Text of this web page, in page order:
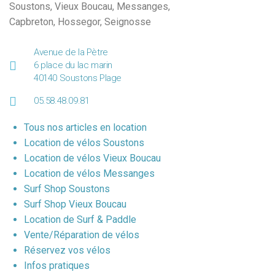
Soustons, Vieux Boucau, Messanges,
Capbreton, Hossegor, Seignosse
Avenue de la Pètre
6 place du lac marin
40140 Soustons Plage
05.58.48.09.81
Tous nos articles en location
Location de vélos Soustons
Location de vélos Vieux Boucau
Location de vélos Messanges
Surf Shop Soustons
Surf Shop Vieux Boucau
Location de Surf & Paddle
Vente/Réparation de vélos
Réservez vos vélos
Infos pratiques